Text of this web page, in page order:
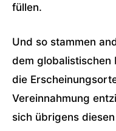
füllen.
Und so stammen
dem globalistischen
die
Vereinnahmung
sich übrigens